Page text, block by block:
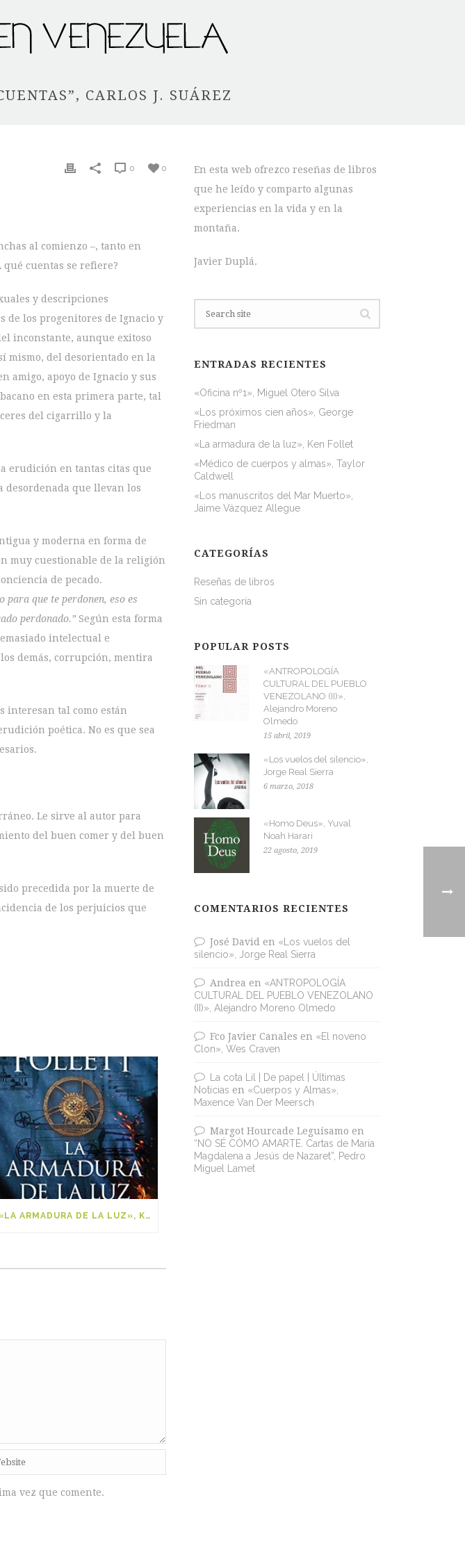
CARLOS J. SUÁREZ
0
0
al comienzo –, tanto en
cuentas se refiere?
y descripciones
de los progenitores de Ignacio y
inconstante, aunque exitoso
mismo, del desorientado en la
amigo, apoyo de Ignacio y sus
en esta primera parte, tal
del cigarrillo y la
erudición en tantas citas que
desordenada que llevan los
y moderna en forma de
muy cuestionable de la religión
de pecado.
que te perdonen, eso es
perdonado.” Según esta forma
intelectual e
demás, corrupción, mentira
interesan tal como están
poética. No es que sea
Le sirve al autor para
del buen comer y del buen
precedida por la muerte de
de los perjuicios que
«LA ARMADURA DE LA LUZ», KEN FOLLET
vez que comente.
En esta web ofrezco reseñas de libros
que he leído y comparto algunas
experiencias en la vida y en la
montaña.
Javier Duplá.
ENTRADAS RECIENTES
«Oficina nº1», Miguel Otero Silva
«Los próximos cien años», George
Friedman
«La armadura de la luz», Ken Follet
«Médico de cuerpos y almas», Taylor
Caldwell
«Los manuscritos del Mar Muerto»,
Jaime Vázquez Allegue
CATEGORÍAS
Reseñas de libros
Sin categoría
POPULAR POSTS
«ANTROPOLOGÍA
CULTURAL DEL PUEBLO
VENEZOLANO (II)»,
Alejandro Moreno
Olmedo
15 abril, 2019
«Los vuelos del silencio»,
Jorge Real Sierra
6 marzo, 2018
«Homo Deus», Yuval
Noah Harari
22 agosto, 2019
COMENTARIOS RECIENTES
José David en «Los vuelos del
silencio», Jorge Real Sierra
Andrea en «ANTROPOLOGÍA
CULTURAL DEL PUEBLO VENEZOLANO
(II)», Alejandro Moreno Olmedo
Fco Javier Canales en «El noveno
Clon», Wes Craven
La cota Lil | De papel | Últimas
Noticias en «Cuerpos y Almas»,
Maxence Van Der Meersch
Margot Hourcade Leguísamo en
“NO SÉ CÓMO AMARTE. Cartas de María
Magdalena a Jesús de Nazaret”, Pedro
Miguel Lamet